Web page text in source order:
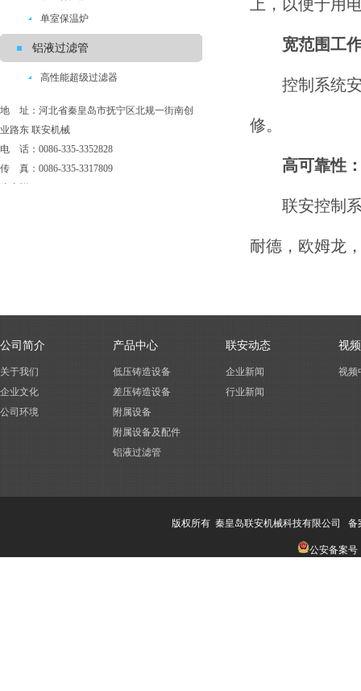
单室保温炉
铝液过滤管
高性能超级过滤器
地 址：河北省秦皇岛市抚宁区北规一街南创
业路东 联安机械
电 话：0086-335-3352828
传 真：0086-335-3317809
上，以便于用
宽范围工
控制系统
修。
高可靠性
联安控制系
耐德，欧姆龙
公司简介
关于我们
企业文化
公司环境
产品中心
低压铸造设备
差压铸造设备
附属设备
附属设备及配件
铝液过滤管
联安动态
企业新闻
行业新闻
视
视频
版权所有 秦皇岛联安机械科技有限公司 备
公安备案号